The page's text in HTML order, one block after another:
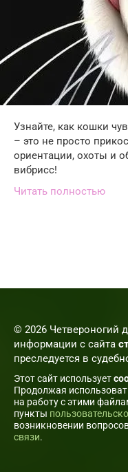
Узнайте, как кошки
– это не просто
ориентации, охоты и
вибрисс!
Читать полностью
© 2026 Четвероногий
информации с сайта
преследуется в
Этот сайт использует
Продолжая
на работу с этими
пункты
возникновении
связи.